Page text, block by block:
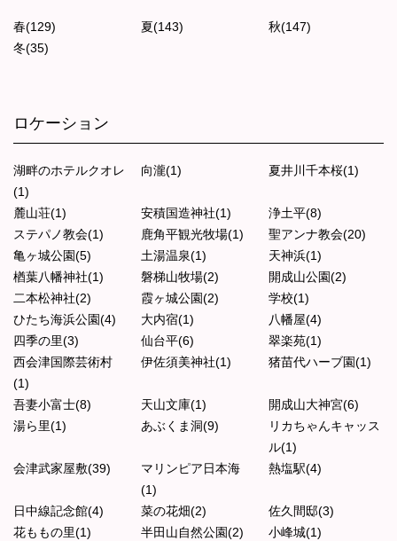
春(129) 夏(143)
秋(147)
冬(35)
ロケーション
湖畔のホテルクオレ
(1)
向瀧(1) 夏井川千本桜(1)
麓山荘(1) 安積国造神社(1)
浄土平(8)
ステパノ教会(1)
鹿角平観光牧場(1)
聖アンナ教会(20)
亀ヶ城公園(5)
土湯温泉(1)
天神浜(1)
楢葉八幡神社(1)
磐梯山牧場(2)
開成山公園(2)
二本松神社(2)
霞ヶ城公園(2)
学校(1)
ひたち海浜公園(4)
大内宿(1)
八幡屋(4)
四季の里(3)
仙台平(6)
翠楽苑(1)
西会津国際芸術村
(1)
伊佐須美神社(1) 猪苗代ハーブ園(1)
吾妻小富士(8) 天山文庫(1)
開成山大神宮(6)
湯ら里(1)
あぶくま洞(9)
リカちゃんキャッス
ル(1)
会津武家屋敷(39)
マリンピア日本海
(1)
熱塩駅(4)
日中線記念館(4) 菜の花畑(2)
佐久間邸(3)
花ももの里(1)
半田山自然公園(2)
小峰城(1)